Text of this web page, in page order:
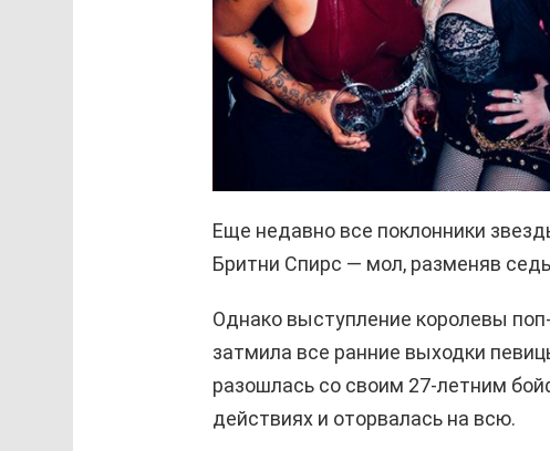
Еще недавно все поклонники
Бритни Спирс — мол, разменяв
Однако выступление королевы
затмила все ранние выходки
разошлась со своим 27-летним
действиях и оторвалась на всю.